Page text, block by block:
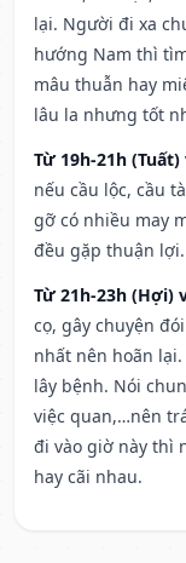
lại. Người đi xa
hướng Nam thì
mâu thuẫn hay
lâu la nhưng tốt
Từ 19h-21h
nếu cầu lộc, cầu
gỡ có nhiều may
đều gặp thuận lợi.
Từ 21h-23h (Hợi)
cọ, gây chuyện
nhất nên hoãn
lây bệnh. Nói
việc quan,…nên
đi vào giờ này thì
hay cãi nhau.